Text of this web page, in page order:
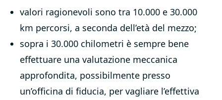
valori ragionevoli sono tra 10.000 e 30.000
km percorsi, a seconda dell’età del mezzo;
sopra i 30.000 chilometri è sempre bene
effettuare una valutazione meccanica
approfondita, possibilmente presso
un’officina di fiducia, per vagliare l’effettiva